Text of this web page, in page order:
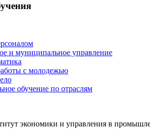
и муниципальное управление
с молодежью
обучение по отраслям
экономики и управления в